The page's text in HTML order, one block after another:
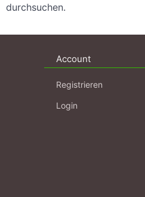
durchsuchen.
Account
Registrieren
Login